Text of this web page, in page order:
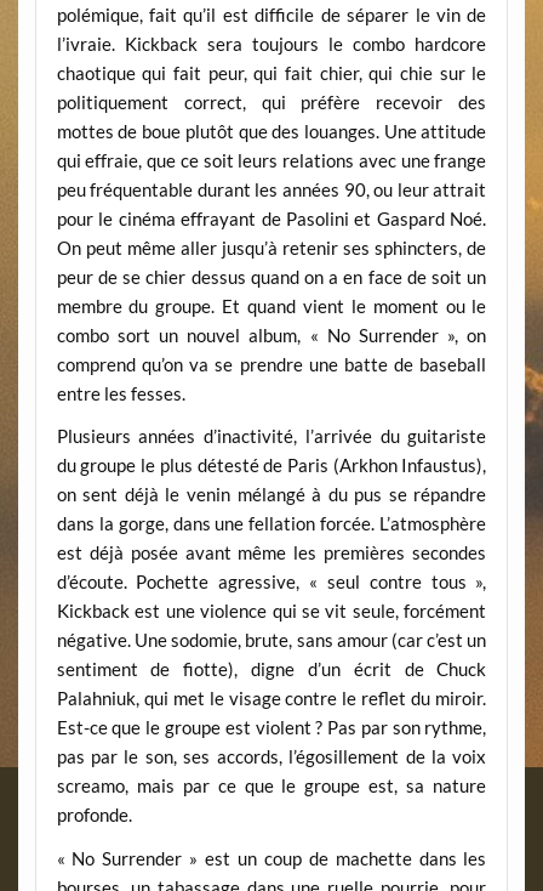
polémique, fait qu’il est difficile de séparer le vin de
l’ivraie. Kickback sera toujours le combo hardcore
chaotique qui fait peur, qui fait chier, qui chie sur le
politiquement correct, qui préfère recevoir des
mottes de boue plutôt que des louanges. Une attitude
qui effraie, que ce soit leurs relations avec une frange
peu fréquentable durant les années 90, ou leur attrait
pour le cinéma effrayant de Pasolini et Gaspard Noé.
On peut même aller jusqu’à retenir ses sphincters, de
peur de se chier dessus quand on a en face de soit un
membre du groupe. Et quand vient le moment ou le
combo sort un nouvel album, « No Surrender », on
comprend qu’on va se prendre une batte de baseball
entre les fesses.
Plusieurs années d’inactivité, l’arrivée du guitariste
du groupe le plus détesté de Paris (Arkhon Infaustus),
on sent déjà le venin mélangé à du pus se répandre
dans la gorge, dans une fellation forcée. L’atmosphère
est déjà posée avant même les premières secondes
d’écoute. Pochette agressive, « seul contre tous »,
Kickback est une violence qui se vit seule, forcément
négative. Une sodomie, brute, sans amour (car c’est un
sentiment de fiotte), digne d’un écrit de Chuck
Palahniuk, qui met le visage contre le reflet du miroir.
Est-ce que le groupe est violent ? Pas par son rythme,
pas par le son, ses accords, l’égosillement de la voix
screamo, mais par ce que le groupe est, sa nature
profonde.
« No Surrender » est un coup de machette dans les